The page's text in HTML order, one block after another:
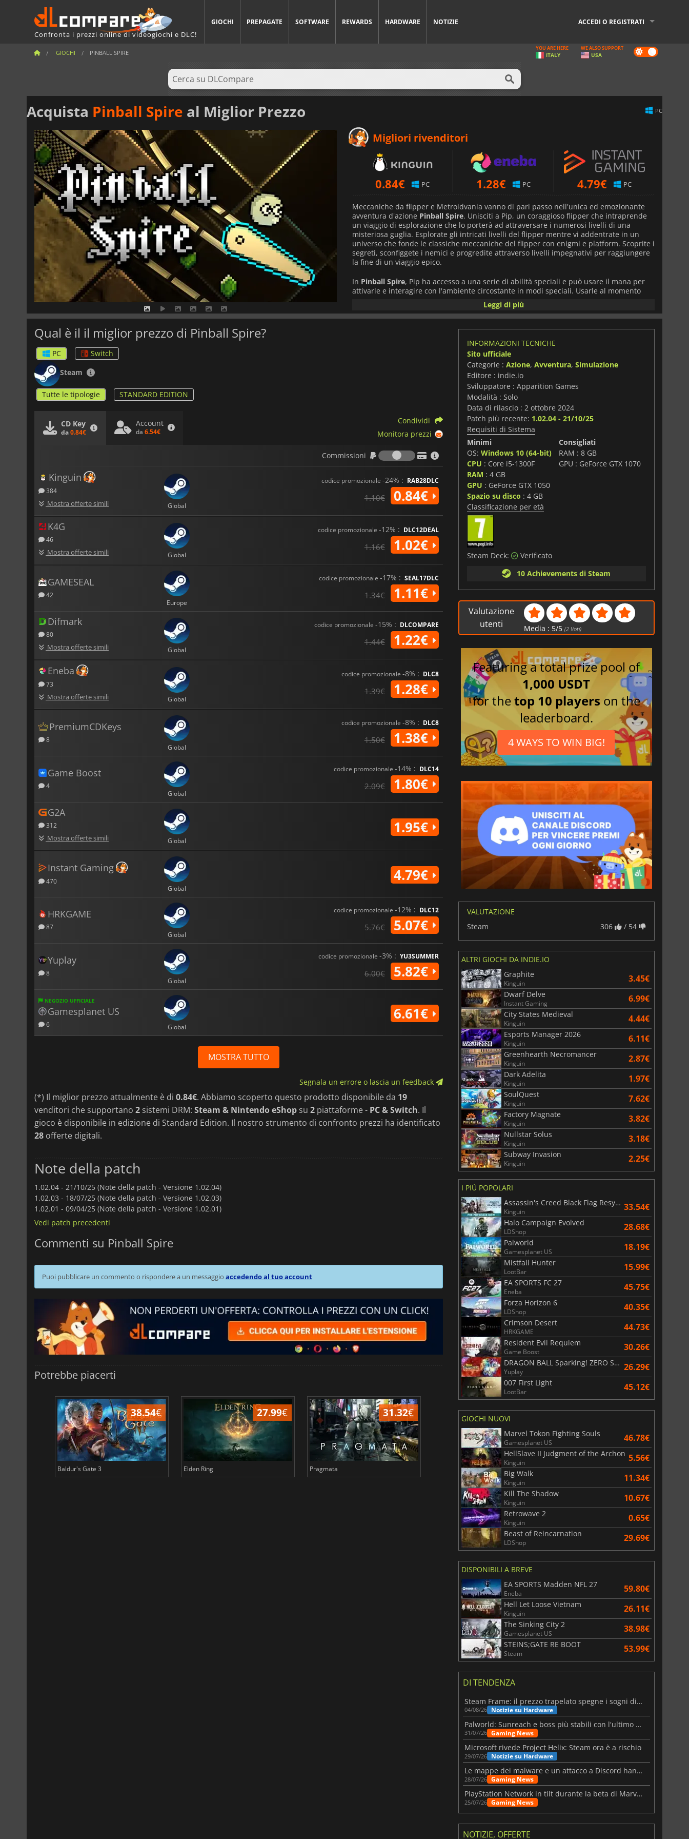
Confronta i prezzi online di videogiochi e DLC!
GIOCHI PREPAGATE SOFTWARE REWARDS HARDWARE NOTIZIE ACCEDI O REGISTRATI
GIOCHI PINBALL SPIRE Dark
mode
YOU ARE HERE
ITALY
WE ALSO SUPPORT
USA
Acquista Pinball Spire al Miglior Prezzo PC
Migliori rivenditori
0.84€ PC 1.28€ PC 4.79€ PC
Meccaniche da flipper e Metroidvania vanno di pari passo nell'unica ed emozionante
avventura d'azione Pinball Spire. Unisciti a Pip, un coraggioso flipper che intraprende
un viaggio di esplorazione che lo porterà ad attraversare i numerosi livelli di una
misteriosa guglia. Esplorate gli intricati livelli del flipper mentre vi addentrate in un
universo che fonde le classiche meccaniche del flipper con enigmi e platform. Scoprite i
segreti, sconfiggete i nemici e progredite attraverso livelli impegnativi per raggiungere
la fine di un viaggio epico.
In Pinball Spire, Pip ha accesso a una serie di abilità speciali e può usare il mana per
attivarle e interagire con l'ambiente circostante in modi speciali. Usarle al momento
opportuno è la chiave per avanzare nel suo viaggio verso la cima della guglia.
In Pinball Spireè inoltre possibile sbloccare una serie di accessori per personalizzare
l'aspetto di Pip durante il gioco.
Se siete pronti per un'avventura emozionante con una grafica in pixel art, tutta
all'insegna del flipper e dell'azione retrò,Pinball Spire
Leggi di più
Qual è il il miglior prezzo di Pinball Spire?
PC
Switch
Steam
Tutte le tipologie STANDARD EDITION
CD Key
da0.84€
Account
da 6.54€
Condividi
Monitora prezzi
Commissioni
Commissioni
Kinguin
384
Mostra offerte simili Global
codice promozionale -24% : RAB28DLC
1.10€ 0.84€
K4G
46
Mostra offerte simili Global
codice promozionale -12% : DLC12DEAL
1.16€ 1.02€
GAMESEAL
42
Europe
codice promozionale -17% : SEAL17DLC
1.34€ 1.11€
Difmark
80
Mostra offerte simili Global
codice promozionale -15% : DLCOMPARE
1.44€ 1.22€
Eneba
73
Mostra offerte simili Global
codice promozionale -8% : DLC8
1.39€ 1.28€
PremiumCDKeys
8
Global
codice promozionale -8% : DLC8
1.50€ 1.38€
Game Boost
4
Global
codice promozionale -14% : DLC14
2.09€ 1.80€
G2A
312
Mostra offerte simili Global
1.95€
Instant Gaming
470
Global
4.79€
HRKGAME
87
Global
codice promozionale -12% : DLC12
5.76€ 5.07€
Yuplay
8
Global
codice promozionale -3% : YU3SUMMER
6.00€ 5.82€
NEGOZIO UFFICIALE
Gamesplanet US
6 Global
6.61€
MOSTRA TUTTO
Segnala un errore o lascia un feedback
(*) Il miglior prezzo attualmente è di 0.84€. Abbiamo scoperto questo prodotto disponibile da 19
venditori che supportano 2 sistemi DRM: Steam & Nintendo eShop su 2 piattaforme - PC & Switch. Il
gioco è disponibile in edizione di Standard Edition. Il nostro strumento di confronto prezzi ha identificato
28 offerte digitali.
Note della patch
1.02.04 - 21/10/25 (Note della patch - Versione 1.02.04)
1.02.03 - 18/07/25 (Note della patch - Versione 1.02.03)
1.02.01 - 09/04/25 (Note della patch - Versione 1.02.01)
Vedi patch precedenti
Commenti su Pinball Spire
Puoi pubblicare un commento o rispondere a un messaggio accedendo al tuo account
Potrebbe piacerti
38.54€
Baldur's Gate 3
27.99€
Elden Ring
31.32€
Pragmata
6.76€
Total War WARHAMMER 3
15.48
Lies Of P
INFORMAZIONI TECNICHE
Sito ufficiale
Categorie : Azione, Avventura, Simulazione
Editore : indie.io
Sviluppatore : Apparition Games
Modalità : Solo
Data di rilascio : 2 ottobre 2024
Patch più recente: 1.02.04 - 21/10/25
Requisiti di Sistema
Minimi
OS: Windows 10 (64-bit)
CPU : Core i5-1300F
RAM : 4 GB
GPU : GeForce GTX 1050
Spazio su disco : 4 GB
Consigliati
RAM : 8 GB
GPU : GeForce GTX 1070
Classificazione per età
Steam Deck:
Verificato
10 Achievements di Steam
Valutazione
utenti
Media : 5/5 (2 Voti)
Featuring a total prize pool of
1,000 USDT
for thetop 10 players on the
leaderboard.
4 WAYS TO WIN BIG!
VALUTAZIONE
Steam
306 / 54
ALTRI GIOCHI DA INDIE.IO
Graphite
Kinguin 3.45€
Dwarf Delve
Instant Gaming 6.99€
City States Medieval
Kinguin 4.44€
Esports Manager 2026
Kinguin 6.11€
Greenhearth Necromancer
Kinguin 2.87€
Dark Adelita
Kinguin 1.97€
SoulQuest
Kinguin 7.62€
Factory Magnate
Kinguin 3.82€
Nullstar Solus
Kinguin 3.18€
Subway Invasion
Kinguin 2.25€
I PIÙ POPOLARI
Assassin's Creed Black Flag Resynced
Kinguin 33.54€
Halo Campaign Evolved
LDShop 28.68€
Palworld
Gamesplanet US 18.19€
Mistfall Hunter
LootBar 15.99€
EA SPORTS FC 27
Eneba 45.75€
Forza Horizon 6
LDShop 40.35€
Crimson Desert
HRKGAME 44.73€
Resident Evil Requiem
Game Boost 30.26€
DRAGON BALL Sparking! ZERO Super Limit Breaking NEO
Yuplay 26.29€
007 First Light
LootBar 45.12€
GIOCHI NUOVI
Marvel Tokon Fighting Souls
Gamesplanet US 46.78€
HellSlave II Judgment of the Archon
Kinguin 5.56€
Big Walk
Kinguin 11.34€
Kill The Shadow
Kinguin 10.67€
Retrowave 2
Kinguin 0.65€
Beast of Reincarnation
LDShop 29.69€
DISPONIBILI A BREVE
EA SPORTS Madden NFL 27
Eneba 59.80€
Hell Let Loose Vietnam
Kinguin 26.11€
The Sinking City 2
Gamesplanet US 38.98€
STEINS;GATE RE BOOT
Steam 53.99€
DI TENDENZA
Steam Frame: il prezzo trapelato spegne i sogni di un VR economico
04/08/26 Notizie su Hardware
Palworld: Sunreach e boss più stabili con l'ultimo update
31/07/26 Gaming News
Microsoft rivede Project Helix: Steam ora è a rischio
29/07/26 Notizie su Hardware
Le mappe dei malware e un attacco a Discord hanno colpito Meccha Chameleon
28/07/26 Gaming News
PlayStation Network in tilt durante la beta di Marvel Tōkon
25/07/26 Gaming News
NOTIZIE, OFFERTE